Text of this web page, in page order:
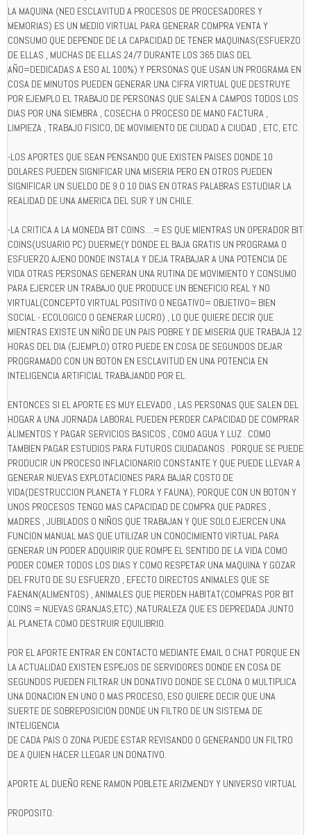
LA MAQUINA (NEO ESCLAVITUD A PROCESOS DE PROCESADORES Y
MEMORIAS) ES UN MEDIO VIRTUAL PARA GENERAR COMPRA VENTA Y
CONSUMO QUE DEPENDE DE LA CAPACIDAD DE TENER MAQUINAS(ESFUERZO
DE ELLAS , MUCHAS DE ELLAS 24/7 DURANTE LOS 365 DIAS DEL
AÑO=DEDICADAS A ESO AL 100%) Y PERSONAS QUE USAN UN PROGRAMA EN
COSA DE MINUTOS PUEDEN GENERAR UNA CIFRA VIRTUAL QUE DESTRUYE
POR EJEMPLO EL TRABAJO DE PERSONAS QUE SALEN A CAMPOS TODOS LOS
DIAS POR UNA SIEMBRA , COSECHA O PROCESO DE MANO FACTURA ,
LIMPIEZA , TRABAJO FISICO, DE MOVIMIENTO DE CIUDAD A CIUDAD , ETC, ETC.
-LOS APORTES QUE SEAN PENSANDO QUE EXISTEN PAISES DONDE 10
DOLARES PUEDEN SIGNIFICAR UNA MISERIA PERO EN OTROS PUEDEN
SIGNIFICAR UN SUELDO DE 9 O 10 DIAS EN OTRAS PALABRAS ESTUDIAR LA
REALIDAD DE UNA AMERICA DEL SUR Y UN CHILE.
-LA CRITICA A LA MONEDA BIT COINS....= ES QUE MIENTRAS UN OPERADOR BIT
COINS(USUARIO PC) DUERME(Y DONDE EL BAJA GRATIS UN PROGRAMA O
ESFUERZO AJENO DONDE INSTALA Y DEJA TRABAJAR A UNA POTENCIA DE
VIDA OTRAS PERSONAS GENERAN UNA RUTINA DE MOVIMIENTO Y CONSUMO
PARA EJERCER UN TRABAJO QUE PRODUCE UN BENEFICIO REAL Y NO
VIRTUAL(CONCEPTO VIRTUAL POSITIVO O NEGATIVO= OBJETIVO= BIEN
SOCIAL - ECOLOGICO O GENERAR LUCRO) , LO QUE QUIERE DECIR QUE
MIENTRAS EXISTE UN NIÑO DE UN PAIS POBRE Y DE MISERIA QUE TRABAJA 12
HORAS DEL DIA (EJEMPLO) OTRO PUEDE EN COSA DE SEGUNDOS DEJAR
PROGRAMADO CON UN BOTON EN ESCLAVITUD EN UNA POTENCIA EN
INTELIGENCIA ARTIFICIAL TRABAJANDO POR EL.
ENTONCES SI EL APORTE ES MUY ELEVADO , LAS PERSONAS QUE SALEN DEL
HOGAR A UNA JORNADA LABORAL PUEDEN PERDER CAPACIDAD DE COMPRAR
ALIMENTOS Y PAGAR SERVICIOS BASICOS , COMO AGUA Y LUZ . COMO
TAMBIEN PAGAR ESTUDIOS PARA FUTUROS CIUDADANOS . PORQUE SE PUEDE
PRODUCIR UN PROCESO INFLACIONARIO CONSTANTE Y QUE PUEDE LLEVAR A
GENERAR NUEVAS EXPLOTACIONES PARA BAJAR COSTO DE
VIDA(DESTRUCCION PLANETA Y FLORA Y FAUNA), PORQUE CON UN BOTON Y
UNOS PROCESOS TENGO MAS CAPACIDAD DE COMPRA QUE PADRES ,
MADRES , JUBILADOS O NIÑOS QUE TRABAJAN Y QUE SOLO EJERCEN UNA
FUNCION MANUAL MAS QUE UTILIZAR UN CONOCIMIENTO VIRTUAL PARA
GENERAR UN PODER ADQUIRIR QUE ROMPE EL SENTIDO DE LA VIDA COMO
PODER COMER TODOS LOS DIAS Y COMO RESPETAR UNA MAQUINA Y GOZAR
DEL FRUTO DE SU ESFUERZO , EFECTO DIRECTOS ANIMALES QUE SE
FAENAN(ALIMENTOS) , ANIMALES QUE PIERDEN HABITAT(COMPRAS POR BIT
COINS = NUEVAS GRANJAS,ETC) ,NATURALEZA QUE ES DEPREDADA JUNTO
AL PLANETA COMO DESTRUIR EQUILIBRIO.
POR EL APORTE ENTRAR EN CONTACTO MEDIANTE EMAIL O CHAT PORQUE EN
LA ACTUALIDAD EXISTEN ESPEJOS DE SERVIDORES DONDE EN COSA DE
SEGUNDOS PUEDEN FILTRAR UN DONATIVO DONDE SE CLONA O MULTIPLICA
UNA DONACION EN UNO O MAS PROCESO, ESO QUIERE DECIR QUE UNA
SUERTE DE SOBREPOSICION DONDE UN FILTRO DE UN SISTEMA DE
INTELIGENCIA
DE CADA PAIS O ZONA PUEDE ESTAR REVISANDO O GENERANDO UN FILTRO
DE A QUIEN HACER LLEGAR UN DONATIVO.
APORTE AL DUEÑO RENE RAMON POBLETE ARIZMENDY Y UNIVERSO VIRTUAL
PROPOSITO: